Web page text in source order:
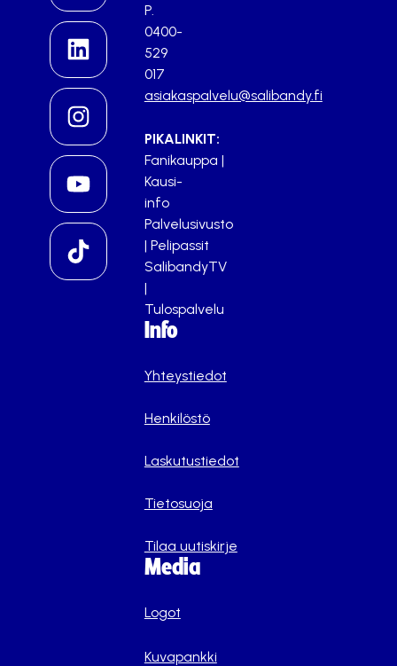
P.
0400-
529
017
asiakaspalvelu@salibandy.fi
PIKALINKIT:
Fanikauppa |
Kausi-
info
Palvelusivusto
| Pelipassit
SalibandyTV
|
Tulospalvelu
Info
Yhteystiedot
Henkilöstö
Laskutustiedot
Tietosuoja
Tilaa uutiskirje
Media
Logot
Kuvapankki